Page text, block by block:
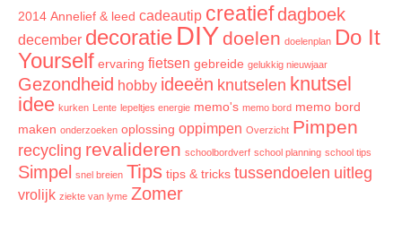
2014 Annelief & leed cadeautip creatiefdagboek
december decoratie DIY doelen doelenplan Do It
Yourself ervaring fietsen gebreide gelukkig nieuwjaar
Gezondheid hobby ideeën knutselen knutsel
idee kurken Lente lepeltjes energie memo's memo bord memo bord
maken onderzoeken oplossing oppimpen Overzicht Pimpen
recycling revalideren schoolbordverf school planning school tips
Simpel snel breien Tips tips & tricks tussendoelen uitleg
vrolijk ziekte van lyme Zomer